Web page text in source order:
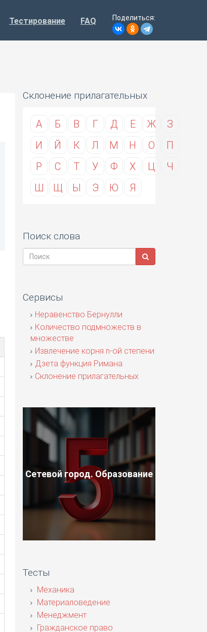
Тестирование FAQ Поделиться:
Склонение прилагательных
А Б В Г Д Е Ж
З
И
Й К Л М Н О
П
Р
С Т У Ф Х Ц
Ч
Ш
Щ Ы Э Ю Я
Поиск слова
Сервисы
Неравенство Бернулли
Количество подмножеств в
множестве
Извлечение корня n-ой степени
Дзета функция Римана
Склонение прилагательных
Сетевой город. Образование
Тесты
Механика
Материаловедение
Менеджмент
Гражданское право